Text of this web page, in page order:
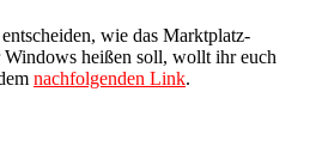
wie das Marktplatz-
heißen soll, wollt ihr euch
nachfolgenden Link.